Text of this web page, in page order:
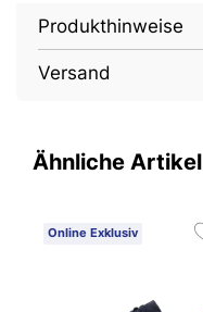
Produkthinweise
Versand
Ähnliche Artikel
Online Exklusiv